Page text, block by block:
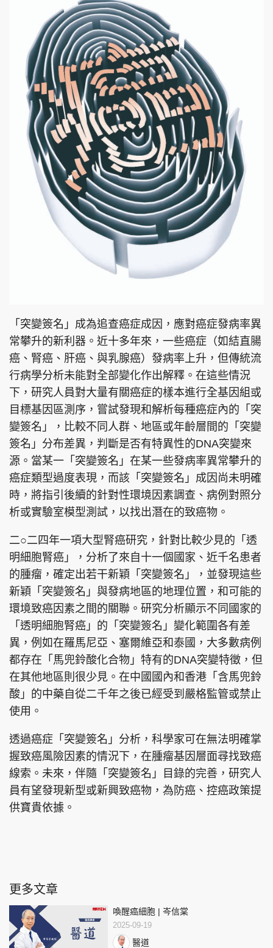
隱私政策聲明
Copyright © 東周網 版權所有 . 不得轉載
©Eastweek.com.hk. All rights reserved.
「突變簽名」成為追查癌症成因，應對癌症發病率異
常攀升的新利器。近十多年來，一些癌症（如結直腸
癌、腎癌、肝癌、與乳腺癌）發病率上升，但傳統流
行病學分析未能對全部變化作出解釋。在這些情況
下，研究人員對大量有關癌症的樣本進行全基因組或
目標基因區測序，嘗試發現和解析每種癌症內的「突
變簽名」，比較不同人群、地區或年齡層間的「突變
簽名」分布差異，判斷是否有特異性的DNA突變來
源。當某一「突變簽名」在某一些發病率異常攀升的
癌症類型過度表現，而該「突變簽名」成因尚未明確
時，將指引後續的針對性環境因素調查、病例對照分
析或實驗室模型測試，以找出潛在的致癌物。
二○二四年一項大型腎癌研究，針對比較少見的「透
明細胞腎癌」，分析了來自十一個國家、近千名患者
的腫瘤，確定出若干新穎「突變簽名」，並發現這些
新穎「突變簽名」與發病地區的地理位置，和可能的
環境致癌因素之間的關聯。研究分析顯示不同國家的
「透明細胞腎癌」的「突變簽名」變化範圍各有差
異，例如在羅馬尼亞、塞爾維亞和泰國，大多數病例
都存在「馬兜鈴酸化合物」特有的DNA突變特徵，但
在其他地區則很少見。在中國國內和香港「含馬兜鈴
酸」的中藥自從二千年之後已經受到嚴格監管或禁止
使用。
透過癌症「突變簽名」分析，科學家可在無法明確掌
握致癌風險因素的情況下，在腫瘤基因層面尋找致癌
線索。未來，伴隨「突變簽名」目錄的完善，研究人
員有望發現新型或新興致癌物，為防癌、控癌政策提
供寶貴依據。
更多文章
喚醒癌細胞 | 岑信棠
2025-09-19
醫道